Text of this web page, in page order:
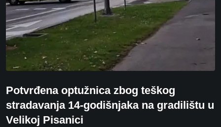
Potvrđena optužnica zbog teškog
stradavanja 14-godišnjaka na gradilištu u
Velikoj Pisanici